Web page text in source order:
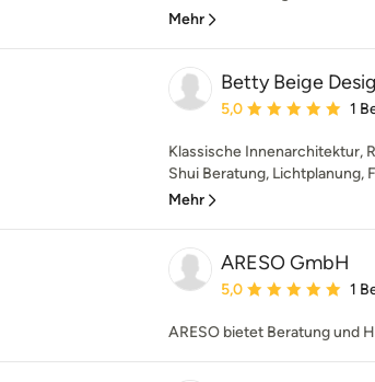
Mehr
Betty Beige
Durchschnittliche
5,0 1
Klassische Innenarchitektur,
Shui Beratung, Lichtplanung,
Mehr
ARESO GmbH
Durchschnittliche
5,0 1
ARESO bietet Beratung und